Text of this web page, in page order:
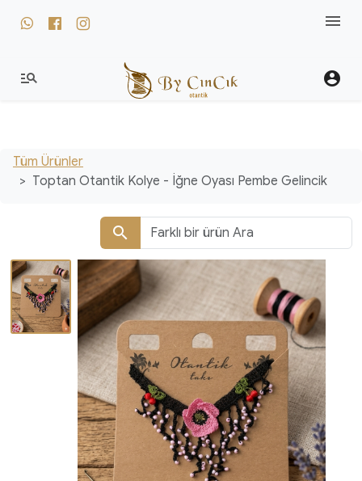
whatsapp facebook instagram menu
manage_search account_circle
Tüm Ürünler
Toptan Otantik Kolye - İğne Oyası Pembe Gelincik
search